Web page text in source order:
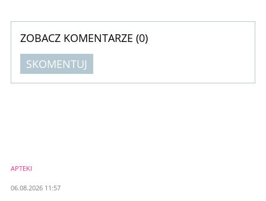
ZOBACZ KOMENTARZE (0)
SKOMENTUJ
APTEKI
06.08.2026 11:57